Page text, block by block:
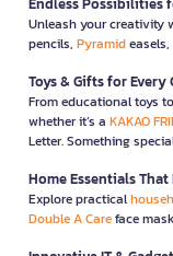
Unleash your creativity
pencils, Pyramid
Toys & Gifts for
From educational toys to
whether it’s a KAKAO
Letter. Something
Home Essentials That
Explore practical
Double A Careface